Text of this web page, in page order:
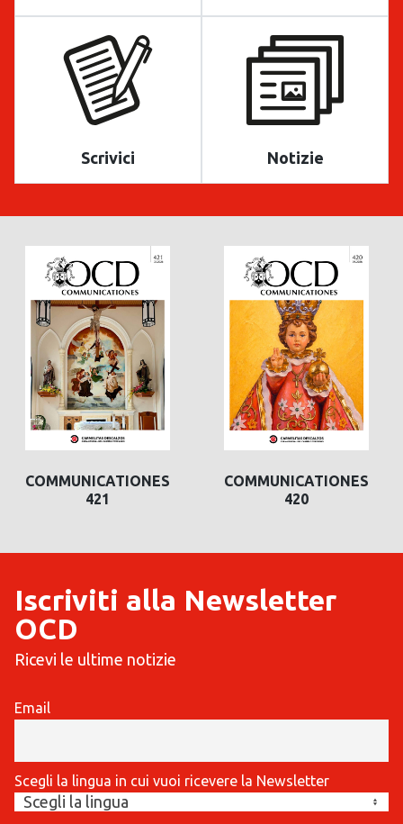
Scrivici Notizie
COMMUNICATIONES
421
COMMUNICATIONES
420
Iscriviti alla Newsletter
OCD
Ricevi le ultime notizie
Email
Scegli la lingua in cui vuoi ricevere la Newsletter